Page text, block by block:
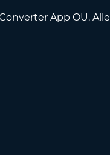
App OÜ. Alle